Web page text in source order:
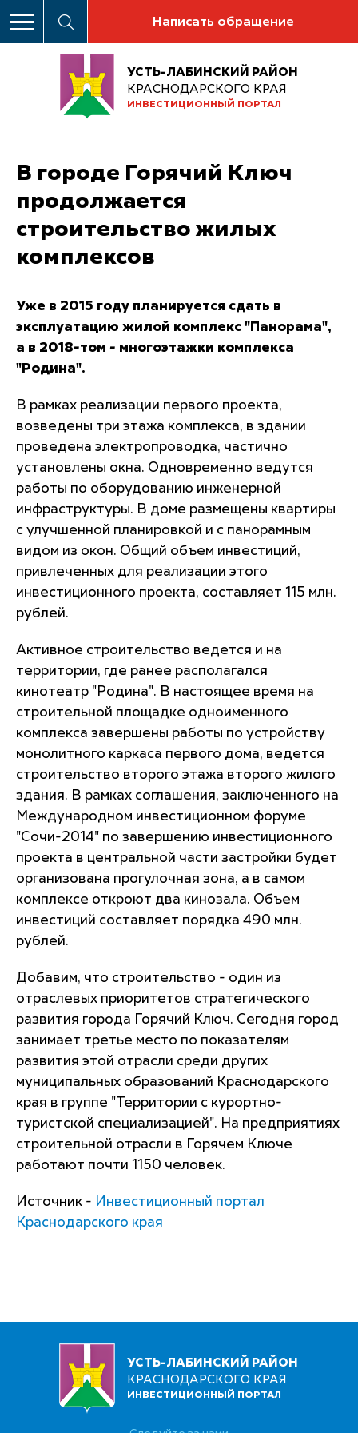
Написать обращение
УСТЬ-ЛАБИНСКИЙ РАЙОН
КРАСНОДАРСКОГО КРАЯ
ИНВЕСТИЦИОННЫЙ ПОРТАЛ
В городе Горячий Ключ
продолжается
строительство жилых
комплексов
Уже в 2015 году планируется сдать в
эксплуатацию жилой комплекс "Панорама",
а в 2018-том - многоэтажки комплекса
"Родина".
В рамках реализации первого проекта,
возведены три этажа комплекса, в здании
проведена электропроводка, частично
установлены окна. Одновременно ведутся
работы по оборудованию инженерной
инфраструктуры. В доме размещены квартиры
с улучшенной планировкой и с панорамным
видом из окон. Общий объем инвестиций,
привлеченных для реализации этого
инвестиционного проекта, составляет 115 млн.
рублей.
Активное строительство ведется и на
территории, где ранее располагался
кинотеатр "Родина". В настоящее время на
строительной площадке одноименного
комплекса завершены работы по устройству
монолитного каркаса первого дома, ведется
строительство второго этажа второго жилого
здания. В рамках соглашения, заключенного на
Международном инвестиционном форуме
"Сочи-2014" по завершению инвестиционного
проекта в центральной части застройки будет
организована прогулочная зона, а в самом
комплексе откроют два кинозала. Объем
инвестиций составляет порядка 490 млн.
рублей.
Добавим, что строительство - один из
отраслевых приоритетов стратегического
развития города Горячий Ключ. Сегодня город
занимает третье место по показателям
развития этой отрасли среди других
муниципальных образований Краснодарского
края в группе "Территории с курортно-
туристской специализацией". На предприятиях
строительной отрасли в Горячем Ключе
работают почти 1150 человек.
Источник - Инвестиционный портал
Краснодарского края
УСТЬ-ЛАБИНСКИЙ РАЙОН
КРАСНОДАРСКОГО КРАЯ
ИНВЕСТИЦИОННЫЙ ПОРТАЛ